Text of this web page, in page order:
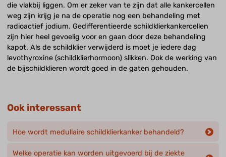
die vlakbij liggen. Om er zeker van te zijn dat alle kankercellen
weg zijn krijg je na de operatie nog een behandeling met
radioactief jodium. Gedifferentieerde schildklierkankercellen
zijn hier heel gevoelig voor en gaan door deze behandeling
kapot. Als de schildklier verwijderd is moet je iedere dag
levothyroxine (schildklierhormoon) slikken. Ook de werking van
de bijschildklieren wordt goed in de gaten gehouden.
Ook interessant
Hoe wordt medullaire schildklierkanker behandeld?
Welke operatie kan worden uitgevoerd bij de ziekte